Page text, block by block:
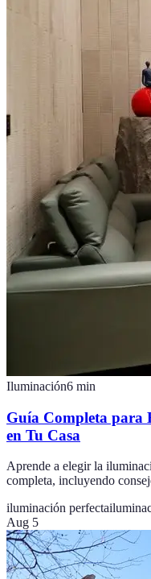
Iluminación6 min
Guía Completa para
en Tu Casa
Aprende a elegir la
completa, incluyendo
iluminación perfecta
Aug 5